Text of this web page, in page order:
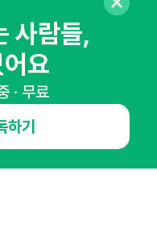
인사이터 신청
사람들,
요
· 무료
기